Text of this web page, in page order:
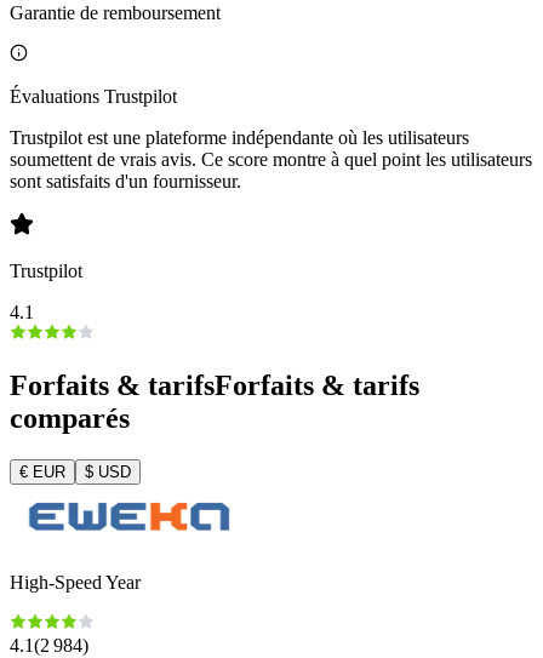
Garantie de remboursement
Évaluations Trustpilot
Trustpilot est une plateforme indépendante où les utilisateurs
soumettent de vrais avis. Ce score montre à quel point les utilisateurs
sont satisfaits d'un fournisseur.
Trustpilot
4.1
Forfaits & tarifsForfaits & tarifs
comparés
€ EUR $ USD
High-Speed Year
4.1(2 984)